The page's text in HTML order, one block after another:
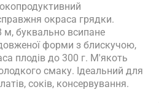
окраса грядки.
м, буквально всипане
форми з блискучою,
плодів до 300 г. М'якоть
смаку. Ідеальний для
соків, консервування.